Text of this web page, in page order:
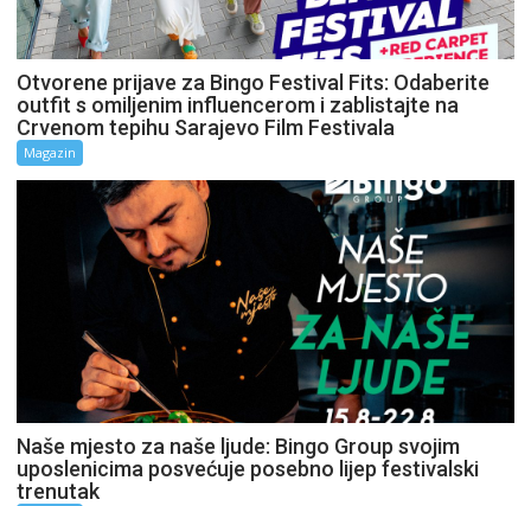
Otvorene prijave za Bingo Festival Fits: Odaberite
outfit s omiljenim influencerom i zablistajte na
Crvenom tepihu Sarajevo Film Festivala
Magazin
Naše mjesto za naše ljude: Bingo Group svojim
uposlenicima posvećuje posebno lijep festivalski
trenutak